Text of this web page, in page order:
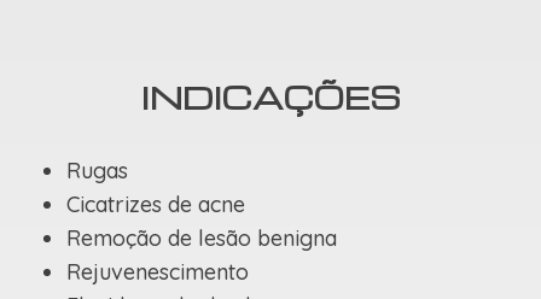
INDICAÇÕES
Rugas
Cicatrizes de acne
Remoção de lesão benigna
Rejuvenescimento